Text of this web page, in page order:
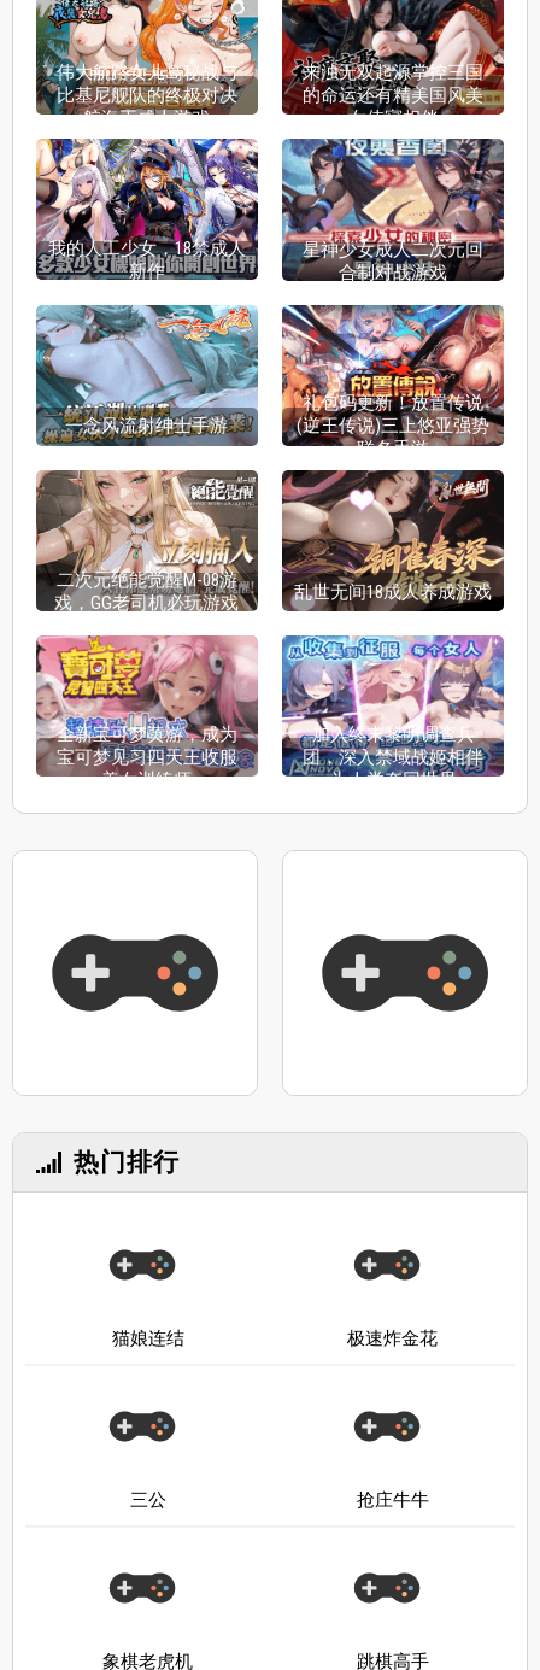
伟大航路女儿岛秘战与
比基尼舰队的终极对决
航海王成人游戏
来浊无双起源掌控三国
的命运还有精美国风美
女侍寝相伴
我的人工少女，18禁成人
新作
星神少女成人二次元回
合制对战游戏
一念风流射绅士手游
礼包码更新！放置传说
(逆王传说)三上悠亚强势
联名手游
二次元绝能觉醒M-08游
戏，GG老司机必玩游戏
乱世无间18成人养成游戏
全新宝可梦黄游，成为
宝可梦见习四天王收服
美女训练师
加入终末黎明调查兵
团，深入禁域战姬相伴
为人类夺回世界
热门排行
猫娘连结 极速炸金花
三公 抢庄牛牛
象棋老虎机 跳棋高手